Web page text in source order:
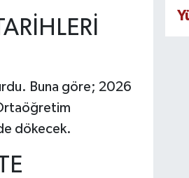
Buna göre; 2026
dökecek.